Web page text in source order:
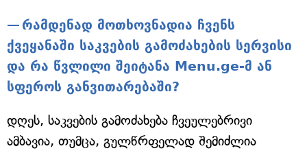
რამდენად მოთხოვნადია ჩვენს
ქვეყანაში საკვების გამოძახების სერვისი
და რა წვლილი შეიტანა Menu.ge-მ ან
სფეროს განვითარებაში?
დღეს, საკვების გამოძახება ჩვეულებრივი
ამბავია, თუმცა, გულწრფელად შემიძლია